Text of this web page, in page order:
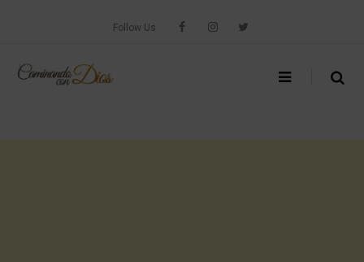
Follow Us